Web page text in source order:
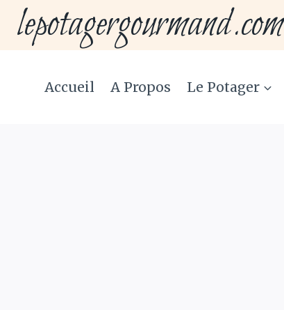
Aller
contenu
lepotagergourmand.com
Accueil A Propos Le Potager